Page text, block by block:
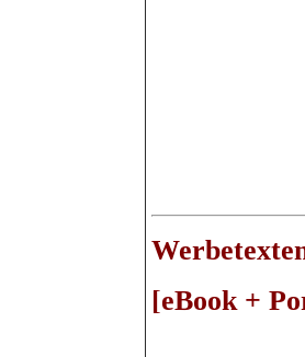
[eBook +